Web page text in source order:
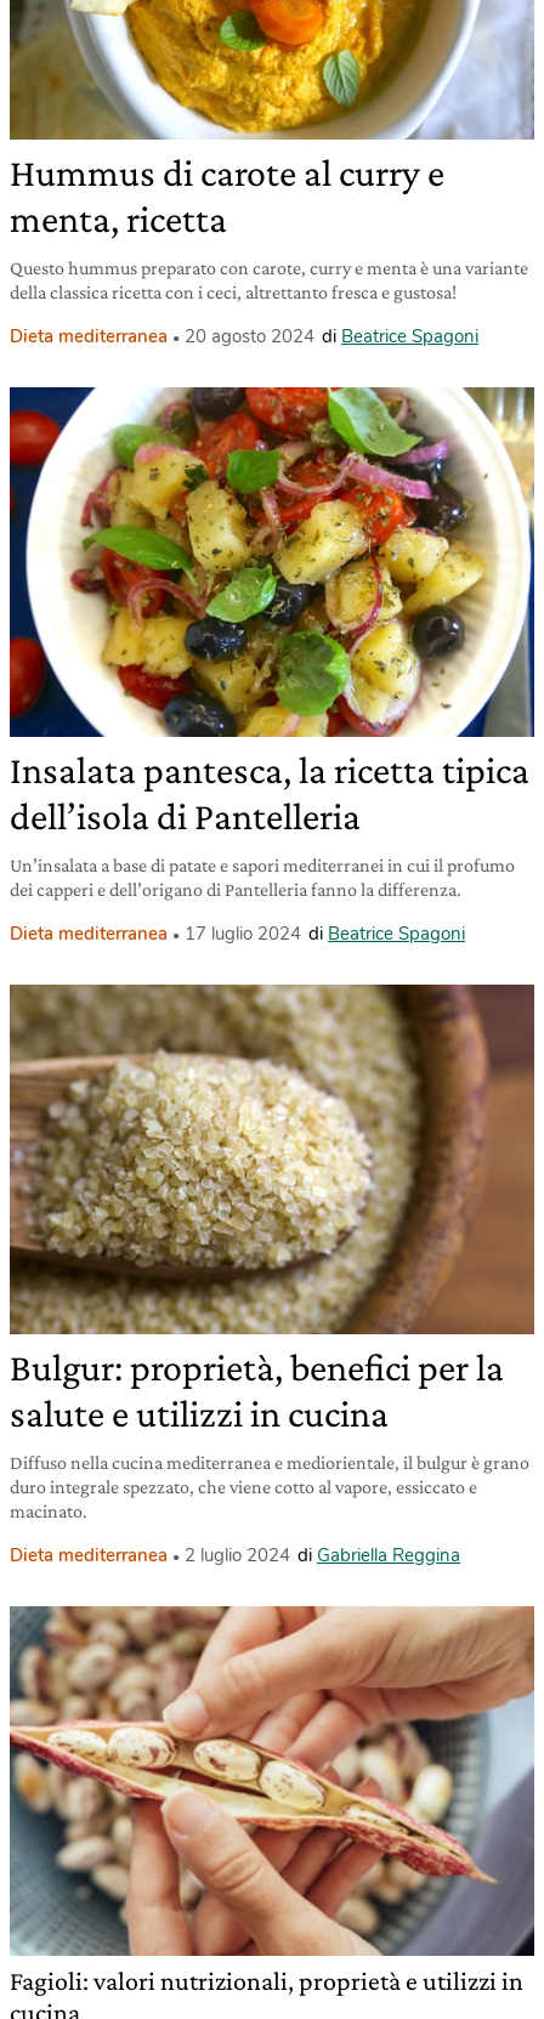
Hummus di carote al curry e
menta, ricetta
Questo hummus preparato con carote, curry e menta è una variante
della classica ricetta con i ceci, altrettanto fresca e gustosa!
Dieta mediterranea 20 agosto 2024 di Beatrice Spagoni
Insalata pantesca, la ricetta tipica
dell’isola di Pantelleria
Un’insalata a base di patate e sapori mediterranei in cui il profumo
dei capperi e dell’origano di Pantelleria fanno la differenza.
Dieta mediterranea 17 luglio 2024 di Beatrice Spagoni
Bulgur: proprietà, benefici per la
salute e utilizzi in cucina
Diffuso nella cucina mediterranea e mediorientale, il bulgur è grano
duro integrale spezzato, che viene cotto al vapore, essiccato e
macinato.
Dieta mediterranea 2 luglio 2024 di Gabriella Reggina
Fagioli: valori nutrizionali, proprietà e utilizzi in
cucina